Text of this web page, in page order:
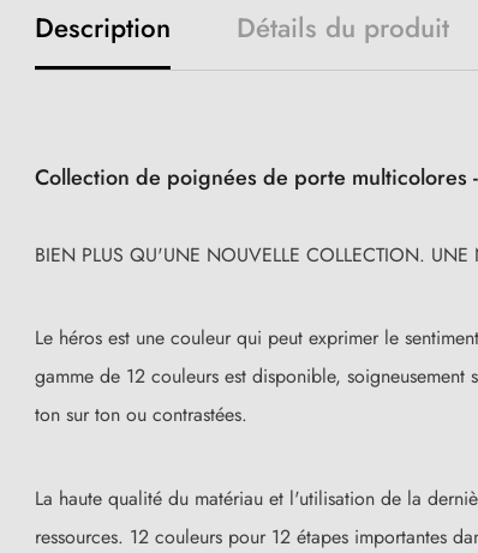
Description Détails du produit
Collection de poignées de porte
BIEN PLUS QU'UNE NOUVELLE COLLECTION. UNE
Le héros est une couleur qui peut exprimer le
gamme de 12 couleurs est disponible,
ton sur ton ou contrastées.
La haute qualité du matériau et l'utilisation de la
ressources. 12 couleurs pour 12 étapes importantes